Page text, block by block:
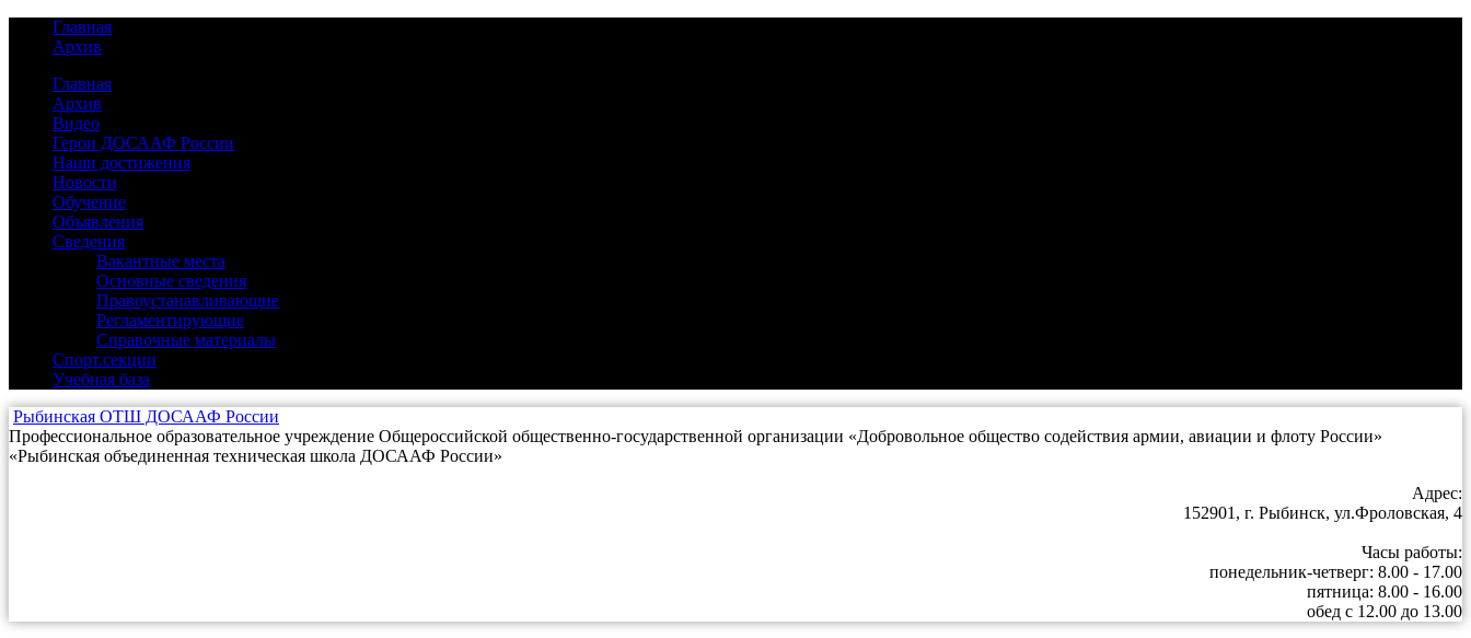
Главная
Архив
Главная
Архив
Видео
Герои ДОСААФ России
Наши достижения
Новости
Обучение
Объявления
Сведения
Вакантные места
Основные сведения
Правоустанавливающие
Регламентирующие
Справочные материалы
Спорт.секции
Учебная база
Рыбинская ОТШ ДОСААФ России
Профессиональное образовательное учреждение Общероссийской общественно-государственной организации «Добровольное общество содействия армии, авиации и флоту России»
«Рыбинская объединенная техническая школа ДОСААФ России»
Адрес:
152901, г. Рыбинск, ул.Фроловская, 4
Часы работы:
понедельник-четверг: 8.00 - 17.00
пятница: 8.00 - 16.00
обед с 12.00 до 13.00